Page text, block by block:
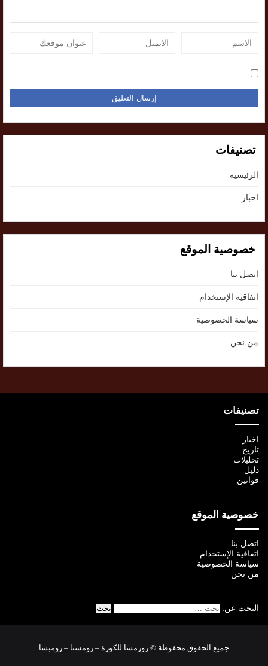
تصنيفات
الرئيسية
اخبار
خصوصية الموقع
اتصل بنا
اتفاقية الإستخدام
سياسة الخصوصية
من نحن
تصنيفات
اخبار
تاريخ
تحليلات
دليل
قوانين
خصوصية الموقع
اتصل بنا
اتفاقية الإستخدام
سياسة الخصوصية
من نحن
البحث عن:
جميع الحقوق محفوظة © زورمسا للكورة – زومستا – زومبسا